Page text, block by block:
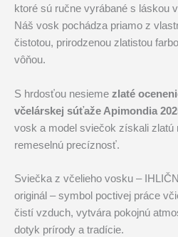
ktoré sú ručne vyrábané s láskou
Náš vosk pochádza priamo z
čistotou, prirodzenou zlatistou
vôňou.
S hrdosťou nesieme zlaté
včelárskej súťaže Apimondia
vosk a model sviečok získali zlatú
remeselnú precíznosť.
Sviečka z včelieho vosku –
originál – symbol poctivej práce
čistí vzduch, vytvára pokojnú
dotyk prírody a tradície.